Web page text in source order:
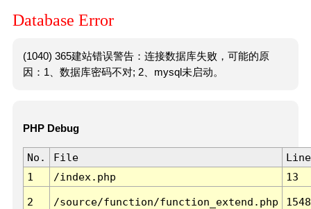
Database Error
(1040) 365建站错误警告：连接数据库失败，可能的原
因：1、数据库密码不对; 2、mysql未启动。
PHP Debug
No. File
Line
1
/index.php 13
2 /source/function/function_extend.php 1548